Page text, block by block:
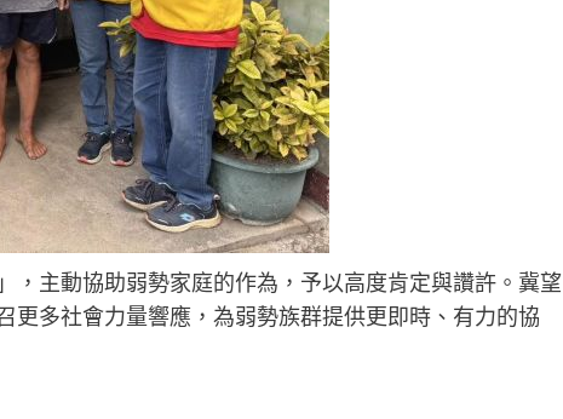
，主動協助弱勢家庭的作為，予以高度肯定與讚許。冀望
更多社會力量響應，為弱勢族群提供更即時、有力的協